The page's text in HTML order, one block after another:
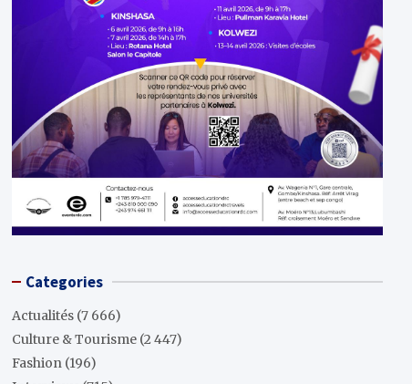
Categories
Actualités (7 666)
Culture & Tourisme (2 447)
Fashion (196)